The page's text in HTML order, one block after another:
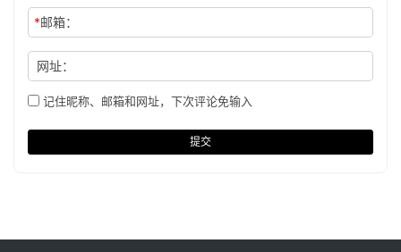
*邮箱：
网址：
记住昵称、邮箱和网址，下次评论免输入
提交